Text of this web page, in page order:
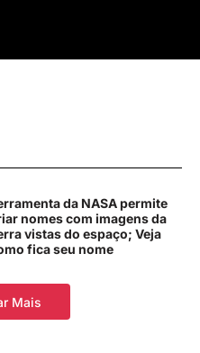
da NASA permite
nomes com imagens da
vistas do espaço; Veja
fica seu nome
Mais